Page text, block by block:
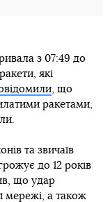
з 07:49 до
які
, що
ракетами,
та звичаїв
до 12 років
що удар
мережі, а також